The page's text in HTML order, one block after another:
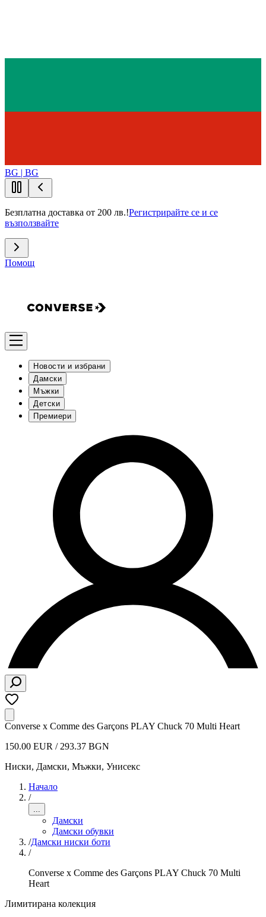
BG | BG
Безплатна доставка от 200 лв.!Регистрирайте се и се
възползвайте
Помощ
Новости и избрани
Дамски
Мъжки
Детски
Премиери
Converse x Comme des Garçons PLAY Chuck 70 Multi Heart
150.00 EUR / 293.37 BGN
Ниски, Дамски, Мъжки, Унисекс
Начало
/
...
Дамски
Дамски обувки
/Дамски ниски боти
/
Converse x Comme des Garçons PLAY Chuck 70 Multi
Heart
Лимитирана колекция